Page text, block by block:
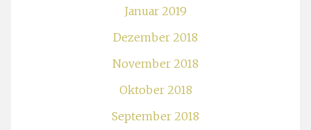
Januar 2019
Dezember 2018
November 2018
Oktober 2018
September 2018